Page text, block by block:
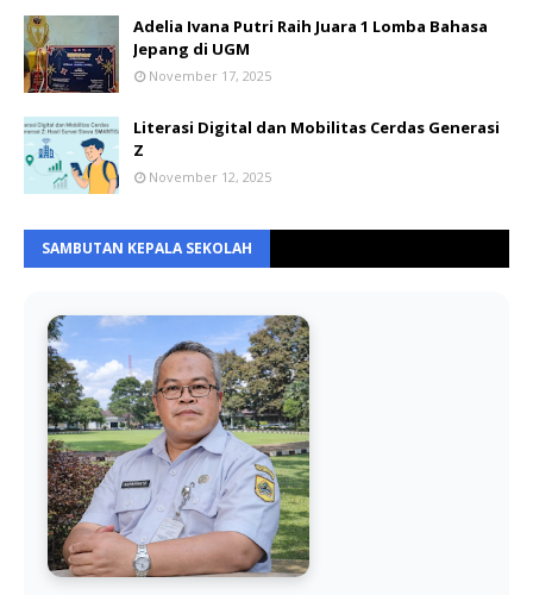
Adelia Ivana Putri Raih Juara 1 Lomba Bahasa
Jepang di UGM
November 17, 2025
Literasi Digital dan Mobilitas Cerdas Generasi
Z
November 12, 2025
SAMBUTAN KEPALA SEKOLAH